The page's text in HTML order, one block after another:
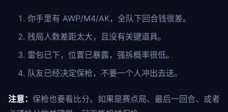
你手里有 AWP/M4/AK，全队下回合钱很差。
残局人数差距太大，且没有关键道具。
雷包已下，位置已暴露，强拆概率很低。
队友已经决定保枪，不要一个人冲出去送。
注意： 保枪也要看比分。如果是赛点局、最后一回合、或者